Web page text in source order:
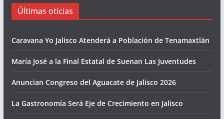
Últimas oticias
Caravana Yo Jalisco Atenderá a Población de Tenamaxtlán
María José a la Final Estatal de Suenan Las Juventudes
Anuncian Congreso del Aguacate de Jalisco 2026
La Gastronomía Será Eje de Crecimiento en Jalisco